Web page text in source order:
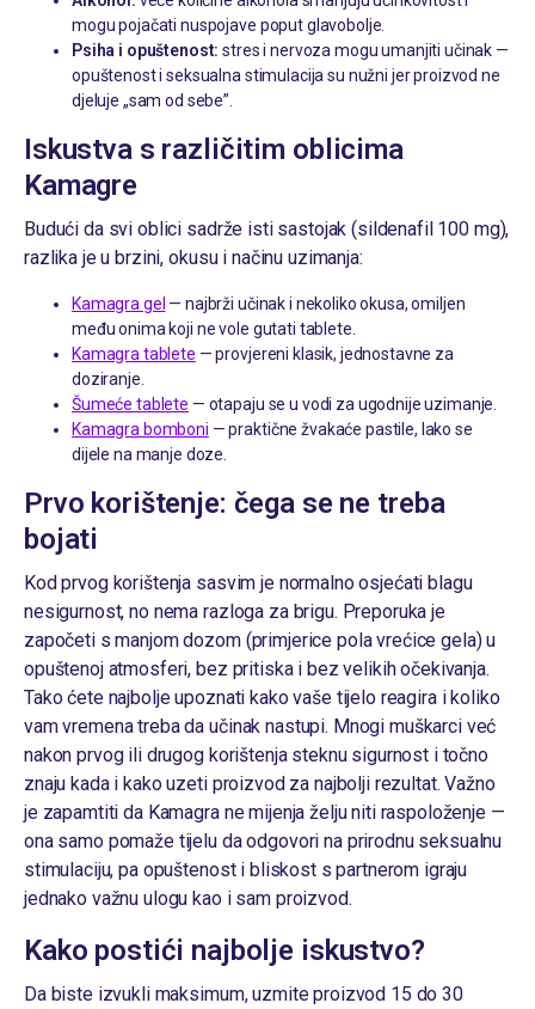
mogu pojačati nuspojave poput glavobolje.
Psiha i opuštenost: stres i nervoza mogu umanjiti učinak —
opuštenost i seksualna stimulacija su nužni jer proizvod ne
djeluje „sam od sebe”.
Iskustva s različitim oblicima
Kamagre
Budući da svi oblici sadrže isti sastojak (sildenafil 100 mg),
razlika je u brzini, okusu i načinu uzimanja:
Kamagra gel — najbrži učinak i nekoliko okusa, omiljen
među onima koji ne vole gutati tablete.
Kamagra tablete — provjereni klasik, jednostavne za
doziranje.
Šumeće tablete — otapaju se u vodi za ugodnije uzimanje.
Kamagra bomboni — praktične žvakaće pastile, lako se
dijele na manje doze.
Prvo korištenje: čega se ne treba
bojati
Kod prvog korištenja sasvim je normalno osjećati blagu
nesigurnost, no nema razloga za brigu. Preporuka je
započeti s manjom dozom (primjerice pola vrećice gela) u
opuštenoj atmosferi, bez pritiska i bez velikih očekivanja.
Tako ćete najbolje upoznati kako vaše tijelo reagira i koliko
vam vremena treba da učinak nastupi. Mnogi muškarci već
nakon prvog ili drugog korištenja steknu sigurnost i točno
znaju kada i kako uzeti proizvod za najbolji rezultat. Važno
je zapamtiti da Kamagra ne mijenja želju niti raspoloženje —
ona samo pomaže tijelu da odgovori na prirodnu seksualnu
stimulaciju, pa opuštenost i bliskost s partnerom igraju
jednako važnu ulogu kao i sam proizvod.
Kako postići najbolje iskustvo?
Da biste izvukli maksimum, uzmite proizvod 15 do 30